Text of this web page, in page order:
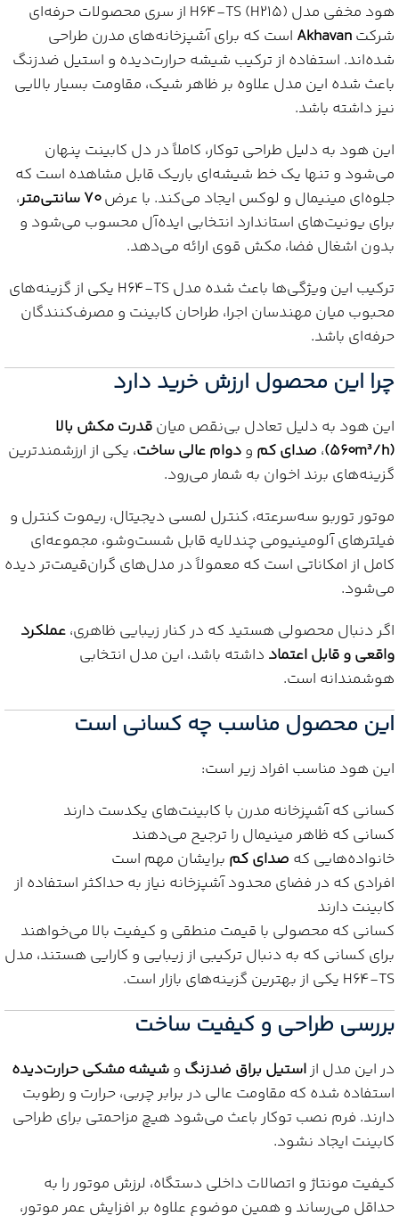
هود مخفی مدل H64‑TS (H215) از سری محصولات حرفه‌ای
شرکتAkhavan است که برای آشپزخانه‌های مدرن طراحی
شده‌اند. استفاده از ترکیب شیشه حرارت‌دیده و استیل ضدزنگ
باعث شده این مدل علاوه بر ظاهر شیک، مقاومت بسیار بالایی
نیز داشته باشد.
این هود به دلیل طراحی توکار، کاملاً در دل کابینت پنهان
می‌شود و تنها یک خط شیشه‌ای باریک قابل مشاهده است که
جلوه‌ای مینیمال و لوکس ایجاد می‌کند. با عرض۷۰ سانتی‌متر
،
برای یونیت‌های استاندارد انتخابی ایده‌آل محسوب می‌شود و
بدون اشغال فضا، مکش قوی ارائه می‌دهد.
ترکیب این ویژگی‌ها باعث شده مدل H64‑TS یکی از گزینه‌های
محبوب میان مهندسان اجرا، طراحان کابینت و مصرف‌کنندگان
حرفه‌ای باشد.
چرا این محصول ارزش خرید دارد
این هود به دلیل تعادل بی‌نقص میانقدرت مکش بالا
(۵۶۰m³/h)
، صدای کم ودوام عالی ساخت، یکی از ارزشمندترین
گزینه‌های برند اخوان به شمار می‌رود.
موتور توربو سه‌سرعته، کنترل لمسی دیجیتال، ریموت کنترل و
فیلترهای آلومینیومی چندلایه قابل شست‌وشو، مجموعه‌ای
کامل از امکاناتی است که معمولاً در مدل‌های گران‌قیمت‌تر دیده
می‌شود.
اگر دنبال محصولی هستید که در کنار زیبایی ظاهری،عملکرد
واقعی و قابل اعتماد داشته باشد، این مدل انتخابی
هوشمندانه است.
این محصول مناسب چه کسانی است
این هود مناسب افراد زیر است:
کسانی که آشپزخانه مدرن با کابینت‌های یکدست دارند
کسانی که ظاهر مینیمال را ترجیح می‌دهند
خانواده‌هایی که صدای کم برایشان مهم است
افرادی که در فضای محدود آشپزخانه نیاز به حداکثر استفاده از
کابینت دارند
کسانی که محصولی با قیمت منطقی و کیفیت بالا می‌خواهند
برای کسانی که به دنبال ترکیبی از زیبایی و کارایی هستند، مدل
H64‑TS یکی از بهترین گزینه‌های بازار است.
بررسی طراحی و کیفیت ساخت
در این مدل ازاستیل براق ضدزنگ وشیشه مشکی حرارت‌دیده
استفاده شده که مقاومت عالی در برابر چربی، حرارت و رطوبت
دارند. فرم نصب توکار باعث می‌شود هیچ مزاحمتی برای طراحی
کابینت ایجاد نشود.
کیفیت مونتاژ و اتصالات داخلی دستگاه، لرزش موتور را به
حداقل می‌رساند و همین موضوع علاوه بر افزایش عمر موتور،